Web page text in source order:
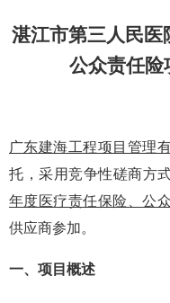
湛江市第三人民医
公众责任险
广东建海工程项目管理
托，采用竞争性磋商方
年度医疗责任保险、公
供应商参加。
一、 项目概述